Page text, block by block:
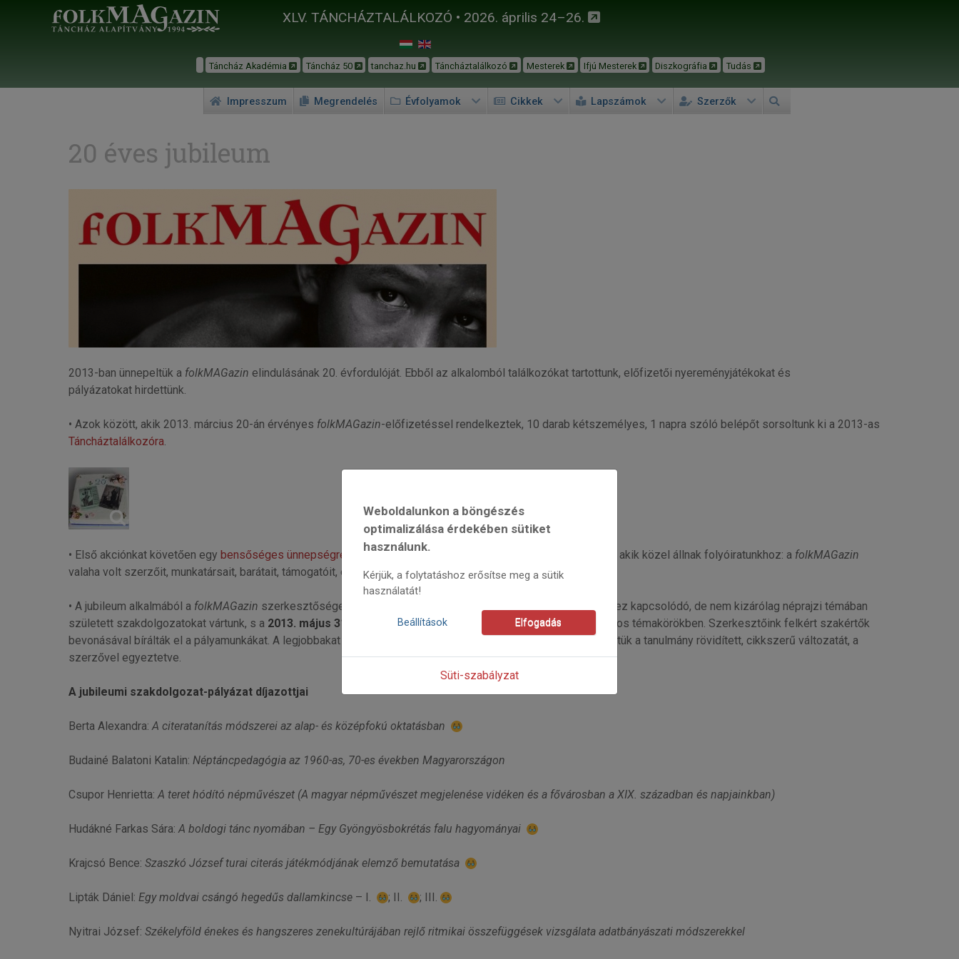
XLV. TÁNCHÁZTALÁLKOZÓ • 2026. április 24–26.
Táncház Akadémia Táncház 50 tanchaz.hu Táncháztalálkozó Mesterek Ifjú Mesterek Diszkográfia Tudás
Impresszum Megrendelés Évfolyamok Cikkek Lapszámok Szerzők
20 éves jubileum
2013-ban ünnepeltük a folkMAGazin elindulásának 20. évfordulóját. Ebből az alkalomból találkozókat tartottunk, előfizetői nyereményjátékokat és
pályázatokat hirdettünk.
• Azok között, akik 2013. március 20-án érvényes folkMAGazin-előfizetéssel rendelkeztek, 10 darab kétszemélyes, 1 napra szóló belépőt sorsoltunk ki a 2013-as
Táncháztalálkozóra
• Első akciónkat követően egy bensőséges ünnepségre – tortavágásra és koccintásra – invitáltuk mindazokat, akik közel állnak folyóiratunkhoz: a folkMAGazin
valaha volt szerzőit, munkatársait, barátait, támogatóit, egyben jelenlegi és jövendőbeli olvasóit.
• A jubileum alkalmából a folkMAGazin szerkesztősége
hirdetett: a népművészethez kapcsolódó, de nem kizárólag néprajzi témában
született szakdolgozatokat vártunk, s a 2013. május 31
-i határidőig csaknem egy tucat érkezett, igen változatos témakörökben. Szerkesztőink felkért szakértők
bevonásával bírálták el a pályamunkákat. A legjobbakat egyéves előfizetéssel jutalmazzuk, illetve megjelentettük a tanulmány rövidített, cikkszerű változatát, a
szerzővel egyeztetve.
A jubileumi szakdolgozat-pályázat díjazottjai
Berta Alexandra: A citeratanítás módszerei az alap- és középfokú oktatásban
Budainé Balatoni Katalin: Néptáncpedagógia az 1960-as, 70-es években Magyarországon
Csupor Henrietta: A teret hódító népművészet (A magyar népművészet megjelenése vidéken és a fővárosban a XIX. században és napjainkban)
Hudákné Farkas Sára: A boldogi tánc nyomában – Egy Gyöngyösbokrétás falu hagyományai
Krajcsó Bence: Szaszkó József turai citerás játékmódjának elemző bemutatása
Lipták Dániel: Egy moldvai csángó hegedűs dallamkincse– I. ; II. ; III.
Nyitrai József: Székelyföld énekes és hangszeres zenekultúrájában rejlő ritmikai összefüggések vizsgálata adatbányászati módszerekkel
Weboldalunkon a böngészés
optimalizálása érdekében sütiket
használunk.
Kérjük, a folytatáshoz erősítse meg a sütik
használatát!
Beállítások Elfogadás
Süti-szabályzat